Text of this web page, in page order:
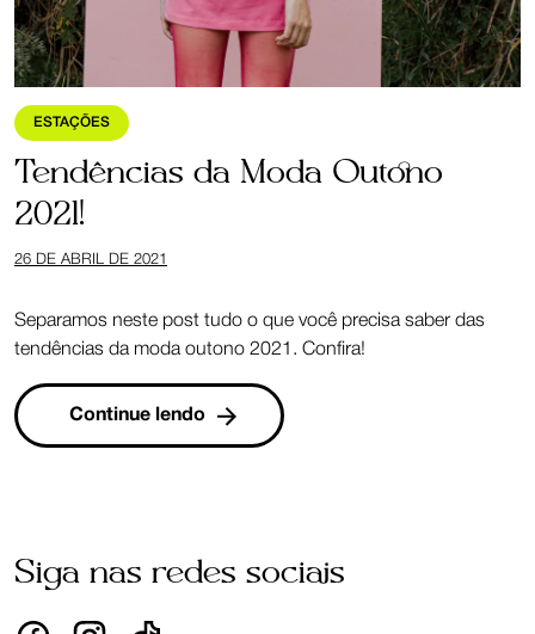
ESTAÇÕES
Tendências da Moda Outono
2021!
26 DE ABRIL DE 2021
Separamos neste post tudo o que você precisa saber das
tendências da moda outono 2021. Confira!
Continue lendo
Siga nas redes sociais